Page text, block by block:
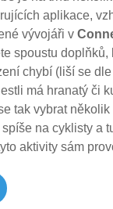
aplikace,
vývojáři v
spoustu doplňků,
chybí (liší se
má hranatý či
tak vybrat
na cyklisty a
aktivity sám